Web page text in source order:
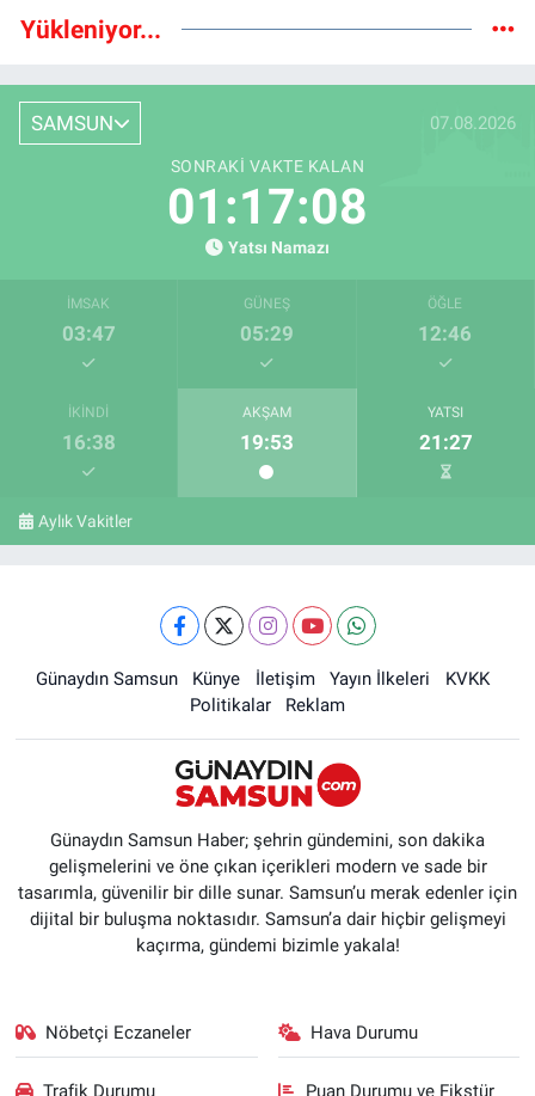
Yükleniyor...
SAMSUN 07.08.2026
SONRAKI VAKTE KALAN
01:17:07
Yatsı Namazı
İMSAK
03:47
GÜNEŞ
05:29
ÖĞLE
12:46
İKINDI
16:38
AKŞAM
19:53
YATSI
21:27
Aylık Vakitler
Günaydın Samsun Künye İletişim Yayın İlkeleri
KVKK
Politikalar
Reklam
Günaydın Samsun Haber; şehrin gündemini, son dakika
gelişmelerini ve öne çıkan içerikleri modern ve sade bir
tasarımla, güvenilir bir dille sunar. Samsun’u merak edenler için
dijital bir buluşma noktasıdır. Samsun’a dair hiçbir gelişmeyi
kaçırma, gündemi bizimle yakala!
Nöbetçi Eczaneler Hava Durumu
Trafik Durumu Puan Durumu ve Fikstür